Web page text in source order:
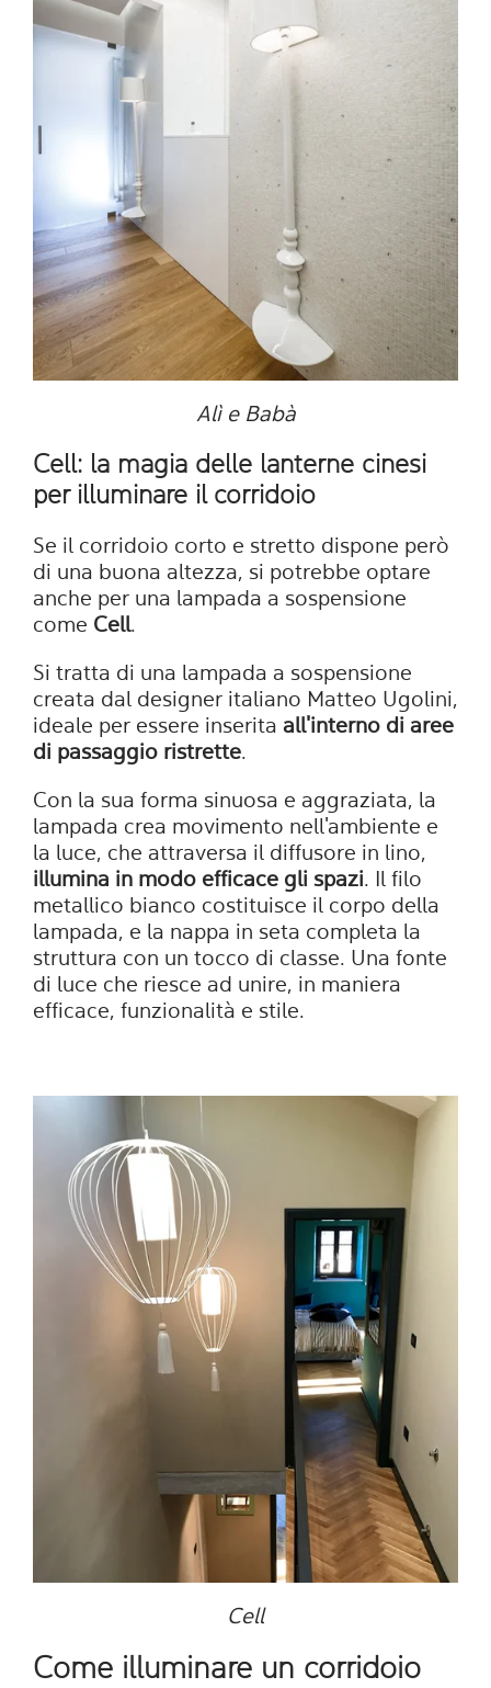
Alì e Babà
Cell: la magia delle lanterne cinesi
per illuminare il corridoio
Se il corridoio corto e stretto dispone però
di una buona altezza, si potrebbe optare
anche per una lampada a sospensione
come Cell.
Si tratta di una lampada a sospensione
creata dal designer italiano Matteo Ugolini,
ideale per essere inserita all'interno di aree
di passaggio ristrette.
Con la sua forma sinuosa e aggraziata, la
lampada crea movimento nell'ambiente e
la luce, che attraversa il diffusore in lino,
illumina in modo efficace gli spazi. Il filo
metallico bianco costituisce il corpo della
lampada, e la nappa in seta completa la
struttura con un tocco di classe. Una fonte
di luce che riesce ad unire, in maniera
efficace, funzionalità e stile.
Cell
Come illuminare un corridoio